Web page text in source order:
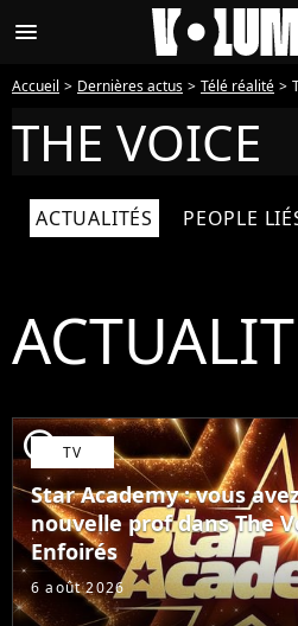
menu
Accueil Dernières actus Télé réalité
THE VOICE
ACTUALITÉS PEOPLE
player2 TV
Star Academy : vous
nouvelle prof dans The
Enfoirés
6 août 2026